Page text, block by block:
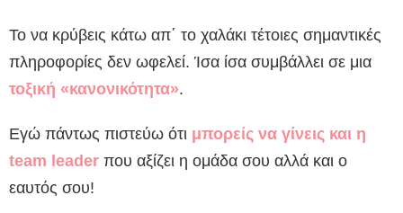
Το να κρύβεις κάτω απ΄ το χαλάκι τέτοιες σημαντικές
πληροφορίες δεν ωφελεί. Ίσα ίσα συμβάλλει σε μια
τοξική «κανονικότητα».
Εγώ πάντως πιστεύω ότι μπορείς να γίνεις και η
team leader που αξίζει η ομάδα σου αλλά και ο
εαυτός σου!